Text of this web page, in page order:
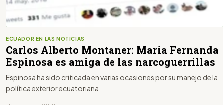
ECUADOR EN LAS NOTICIAS
Carlos Alberto Montaner: María Fernanda
Espinosa es amiga de las narcoguerrillas
Espinosa ha sido criticada en varias ocasiones por su manejo de la
política exterior ecuatoriana